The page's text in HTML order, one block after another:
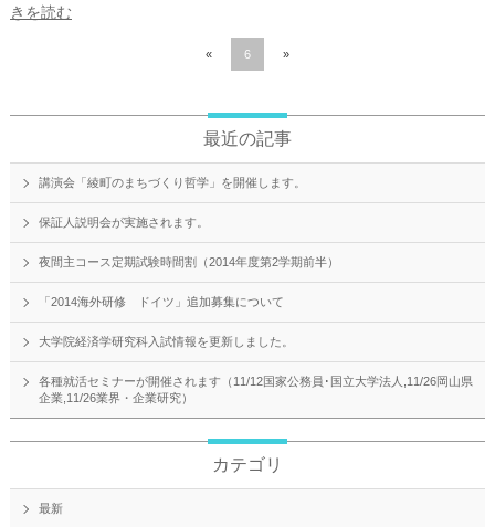
きを読む
« 6 »
最近の記事
講演会「綾町のまちづくり哲学」を開催します。
保証人説明会が実施されます。
夜間主コース定期試験時間割（2014年度第2学期前半）
「2014海外研修 ドイツ」追加募集について
大学院経済学研究科入試情報を更新しました。
各種就活セミナーが開催されます（11/12国家公務員･国立大学法人,11/26岡山県
企業,11/26業界・企業研究）
カテゴリ
最新